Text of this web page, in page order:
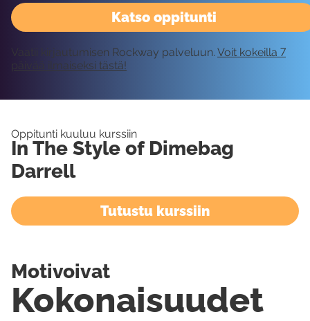
Katso oppitunti
Vaatii kirjautumisen Rockway palveluun. Voit kokeilla 7
päivää ilmaiseksi tästä!
Oppitunti kuuluu kurssiin
In The Style of Dimebag
Darrell
Tutustu kurssiin
Kokonaisuudet
Motivoivat